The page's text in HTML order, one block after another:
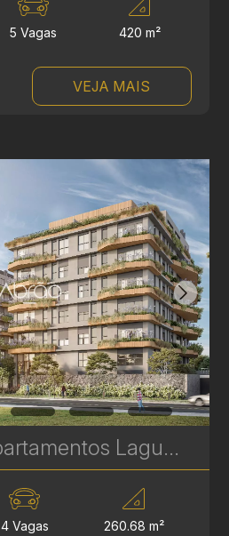
5 Vagas 420 m²
VEJA MAIS
Trevi Batel: Apartamentos Laguna de Alto Padrão à venda no Batel - 4 Suítes - 260 m² | Ref. 1709
4 Vagas 260.68 m²